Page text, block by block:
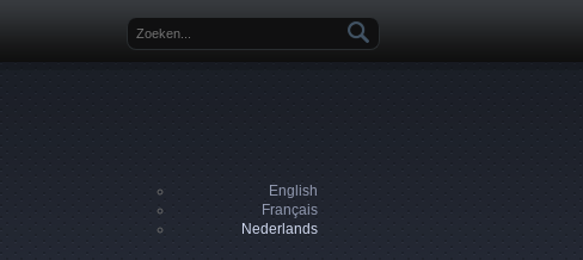
Zoekveld
English
Français
Nederlands